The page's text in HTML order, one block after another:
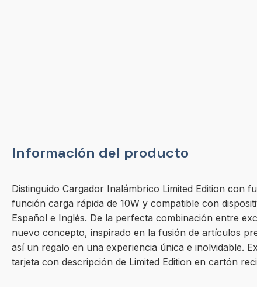
Información del producto
Distinguido Cargador Inalámbrico Limited Edition con
función carga rápida de 10W y compatible con
Español e Inglés. De la perfecta combinación entre
nuevo concepto, inspirado en la fusión de artículos
así un regalo en una experiencia única e inolvidable.
tarjeta con descripción de Limited Edition en cartón